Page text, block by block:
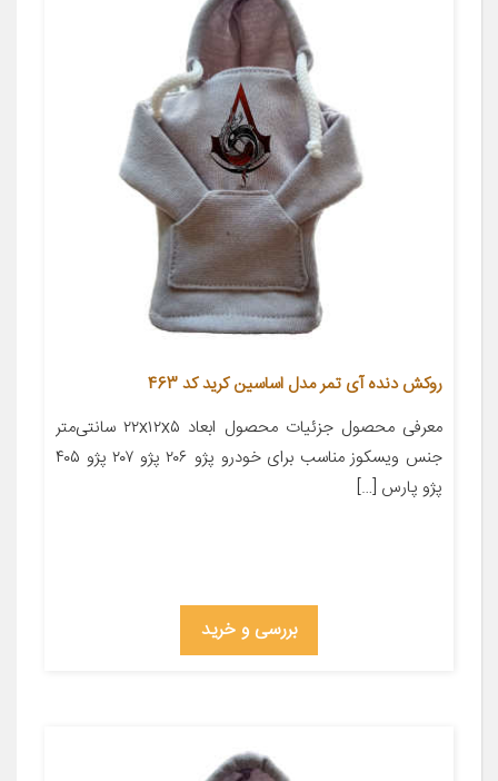
روکش دنده آی تمر مدل اساسین کرید کد 463
معرفی محصول جزئیات محصول ابعاد ۲۲x۱۲x۵ سانتی‌متر
جنس ویسکوز مناسب برای خودرو پژو ۲۰۶ پژو ۲۰۷ پژو ۴۰۵
پژو پارس […]
بررسی و خرید